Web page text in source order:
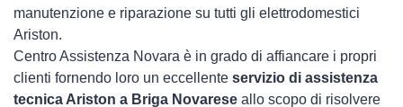
manutenzione e riparazione su tutti gli elettrodomestici
Ariston.
Centro Assistenza Novara è in grado di affiancare i propri
clienti fornendo loro un eccellente servizio di assistenza
tecnica Ariston a Briga Novarese allo scopo di risolvere